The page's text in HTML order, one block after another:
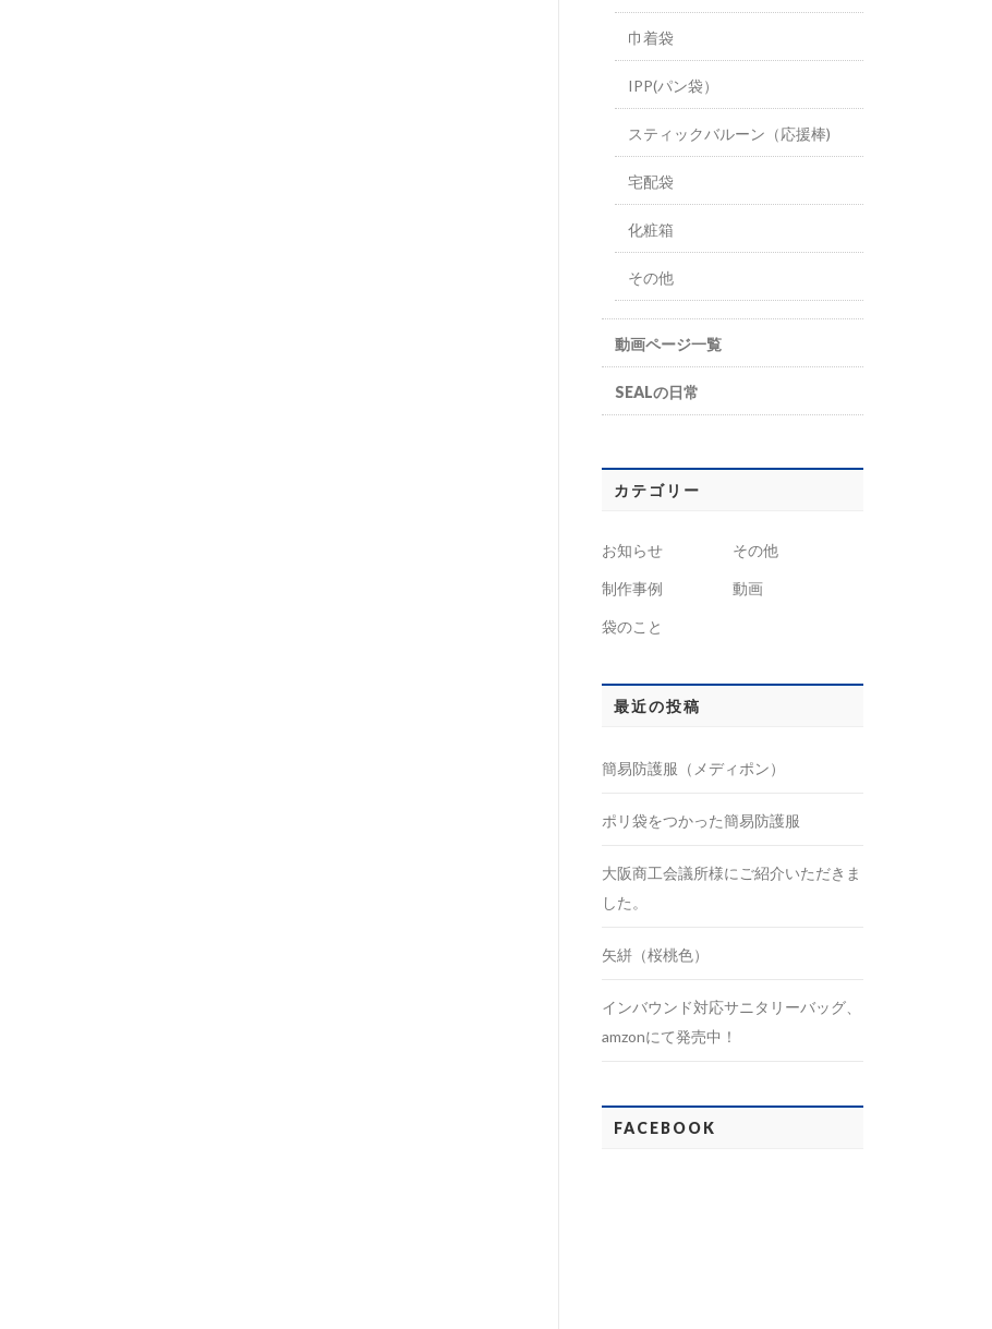
巾着袋
IPP(パン袋）
スティックバルーン（応援棒)
宅配袋
化粧箱
その他
動画ページ一覧
SEALの日常
カテゴリー
お知らせ その他
制作事例 動画
袋のこと
最近の投稿
簡易防護服（メディポン）
ポリ袋をつかった簡易防護服
大阪商工会議所様にご紹介いただきま
した。
矢絣（桜桃色）
インバウンド対応サニタリーバッグ、
amzonにて発売中！
FACEBOOK